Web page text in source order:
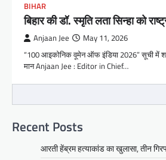
BIHAR
बिहार की डॉ. स्मृति लता सिन्हा को
Anjaan Jee May 11, 2026
“100 आइकोनिक वूमेन ऑफ इंडिया 2026” सूची में
मान Anjaan Jee : Editor in Chief…
Recent Posts
आरती हेंब्रम हत्याकांड का खुलासा, तीन